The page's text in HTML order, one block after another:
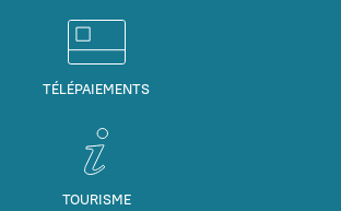
TÉLÉPAIEMENTS
TOURISME